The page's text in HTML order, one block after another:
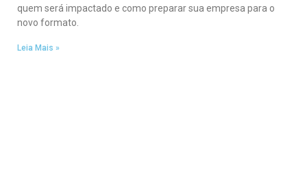
quem será impactado e como preparar sua empresa para o
novo formato.
Leia Mais »